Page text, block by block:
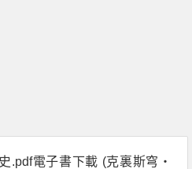
.pdf電子書下載 (克裏斯穹‧